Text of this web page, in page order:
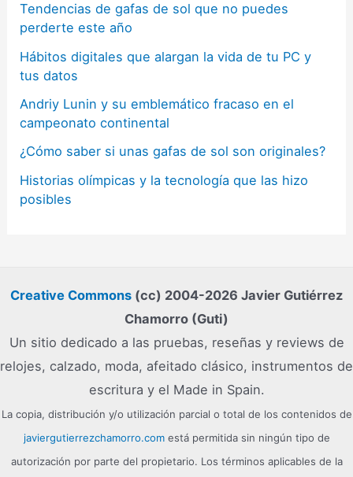
Tendencias de gafas de sol que no puedes
perderte este año
Hábitos digitales que alargan la vida de tu PC y
tus datos
Andriy Lunin y su emblemático fracaso en el
campeonato continental
¿Cómo saber si unas gafas de sol son originales?
Historias olímpicas y la tecnología que las hizo
posibles
Creative Commons (cc) 2004-2026 Javier Gutiérrez
Chamorro (Guti)
Un sitio dedicado a las pruebas, reseñas y reviews de
relojes, calzado, moda, afeitado clásico, instrumentos de
escritura y el Made in Spain.
La copia, distribución y/o utilización parcial o total de los contenidos de
javiergutierrezchamorro.comestá permitida sin ningún tipo de
autorización por parte del propietario. Los términos aplicables de la